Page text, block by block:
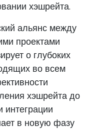
хэшрейта.
альянс между
проектами
о глубоких
во всем
хэшрейта до
интеграции
в новую фазу